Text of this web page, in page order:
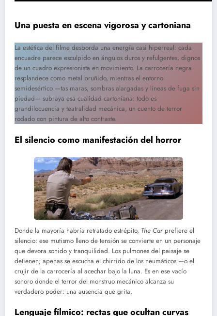
Una puesta en escena vigorosa y cartoniana
La estética del filme desborda una energía casi hiperreal: cada
encuadre parece esculpido en ángulos duros y refulgentes, dignos
de un cuadro expresionista en movimiento. La carrocería negra
resplandece como metal bruñido, mientras el entorno
semidesértico —tas maras, sombras alargadas y líneas de fuga sin
piedad— subraya esa cualidad cartoniana: todo es
grandilocuencia y teatralidad mecánica, un cuento de terror
rodado con pintura de alto contraste.
El silencio como manifestación del horror
Donde la mayoría habría retratado estrépito, The Car prefiere el
silencio: ese mutismo lleno de tensión se convierte en un personaje
que devora sonido y tranquilidad. Los pulmones del paisaje se
detienen; apenas se escucha el chirrido de los neumáticos —o el
crujir de la carrocería al acechar bajo la luna. Es en ese vacío
sonoro donde el terror del monstruo mecánico alcanza su
verdadero poder: una ausencia que grita.
Lenguaje fílmico: rectas que ocultan curvas